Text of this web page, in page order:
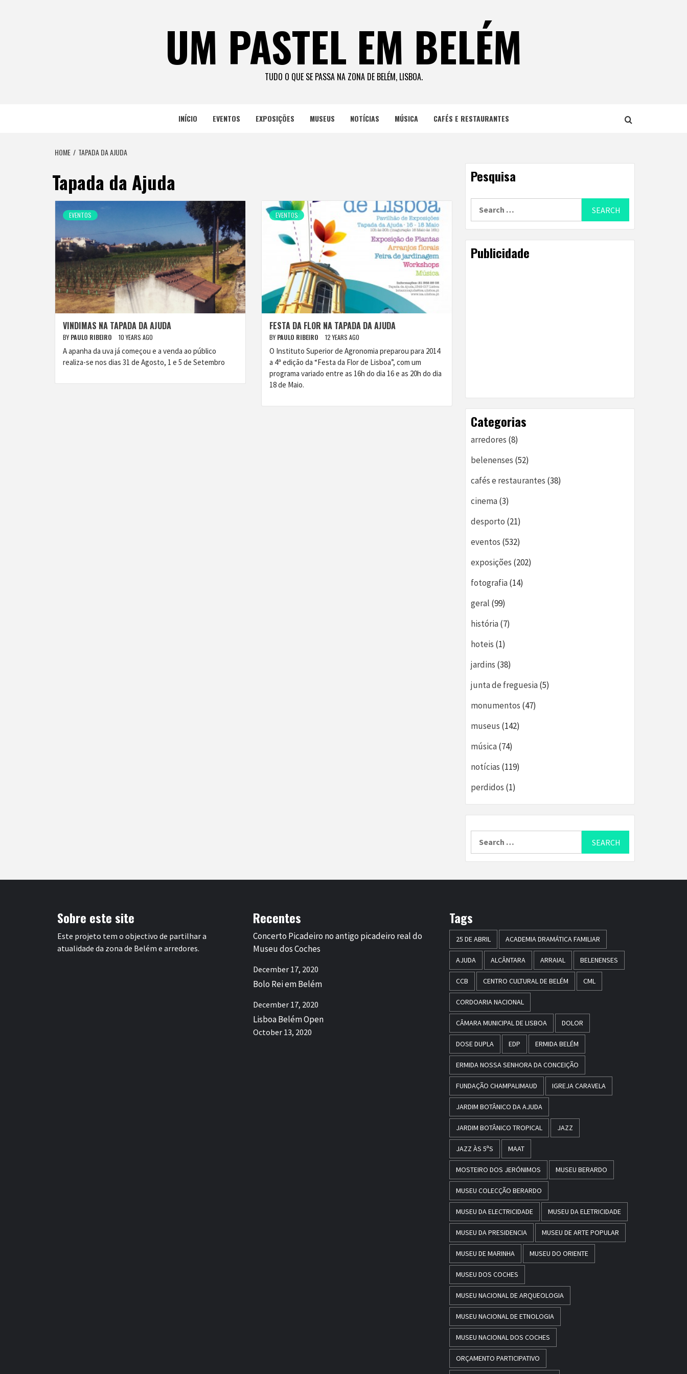
UM PASTEL EM BELÉM
TUDO O QUE SE PASSA NA ZONA DE BELÉM, LISBOA.
INÍCIO EVENTOS EXPOSIÇÕES MUSEUS NOTÍCIAS MÚSICA CAFÉS E RESTAURANTES
HOME TAPADA DA AJUDA
Tapada da Ajuda
EVENTOS
VINDIMAS NA TAPADA DA AJUDA
BY PAULO RIBEIRO 10 YEARS AGO
A apanha da uva já começou e a venda ao público
realiza-se nos dias 31 de Agosto, 1 e 5 de Setembro
EVENTOS
FESTA DA FLOR NA TAPADA DA AJUDA
BY PAULO RIBEIRO 12 YEARS AGO
O Instituto Superior de Agronomia preparou para 2014
a 4ª edição da “Festa da Flor de Lisboa”, com um
programa variado entre as 16h do dia 16 e as 20h do dia
18 de Maio.
Pesquisa
Publicidade
Categorias
arredores (8)
belenenses (52)
cafés e restaurantes (38)
cinema(3)
desporto (21)
eventos (532)
exposições (202)
fotografia(14)
geral (99)
história(7)
hoteis (1)
jardins (38)
junta de freguesia(5)
monumentos (47)
museus (142)
música(74)
notícias (119)
perdidos (1)
Sobre este site
Este projeto tem o objectivo de partilhar a
atualidade da zona de Belém e arredores.
Recentes
Concerto Picadeiro no antigo picadeiro real do
Museu dos Coches
December 17, 2020
Bolo Rei em Belém
December 17, 2020
Lisboa Belém Open
October 13, 2020
Tags
25 DE ABRIL ACADEMIA DRAMÁTICA FAMILIAR
AJUDA ALCÂNTARA ARRAIAL BELENENSES
CCB CENTRO CULTURAL DE BELÉM CML
CORDOARIA NACIONAL
CÂMARA MUNICIPAL DE LISBOA DOLOR
DOSE DUPLA EDP ERMIDA BELÉM
ERMIDA NOSSA SENHORA DA CONCEIÇÃO
FUNDAÇÃO CHAMPALIMAUD IGREJA CARAVELA
JARDIM BOTÂNICO DA AJUDA
JARDIM BOTÂNICO TROPICAL JAZZ
JAZZ ÀS 5ªS MAAT
MOSTEIRO DOS JERÓNIMOS MUSEU BERARDO
MUSEU COLECÇÃO BERARDO
MUSEU DA ELECTRICIDADE MUSEU DA ELETRICIDADE
MUSEU DA PRESIDENCIA MUSEU DE ARTE POPULAR
MUSEU DE MARINHA MUSEU DO ORIENTE
MUSEU DOS COCHES
MUSEU NACIONAL DE ARQUEOLOGIA
MUSEU NACIONAL DE ETNOLOGIA
MUSEU NACIONAL DOS COCHES
ORÇAMENTO PARTICIPATIVO